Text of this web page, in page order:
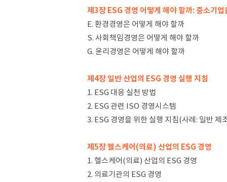
제3장 ESG 경영 어떻게 해야 할까: 중소기
E. 환경경영은 어떻게 해야 할까
S. 사회책임경영은 어떻게 해야 할까
G. 윤리경영은 어떻게 해야 할까
제4장 일반 산업의 ESG 경영 실행 지침
1. ESG 대응 실천 방법
2. ESG 관련 ISO 경영시스템
3. ESG 경영을 위한 실행 지침(사례: 일반 제
제5장 헬스케어(의료) 산업의 ESG 경영
1. 헬스케어(의료) 산업의 ESG 경영
2. 의료기관의 ESG 경영